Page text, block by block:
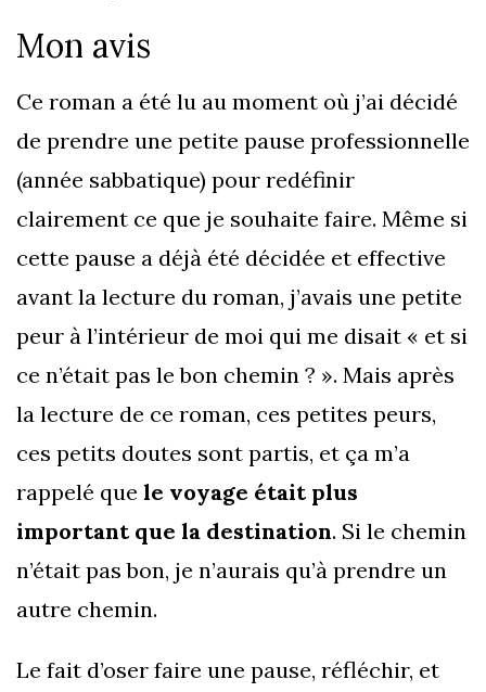
Mon avis
Ce roman a été lu au moment où j’ai décidé
de prendre une petite pause professionnelle
(année sabbatique) pour redéfinir
clairement ce que je souhaite faire. Même si
cette pause a déjà été décidée et effective
avant la lecture du roman, j’avais une petite
peur à l’intérieur de moi qui me disait « et si
ce n’était pas le bon chemin ? ». Mais après
la lecture de ce roman, ces petites peurs,
ces petits doutes sont partis, et ça m’a
rappelé que le voyage était plus
important que la destination. Si le chemin
n’était pas bon, je n’aurais qu’à prendre un
autre chemin.
Le fait d’oser faire une pause, réfléchir, et